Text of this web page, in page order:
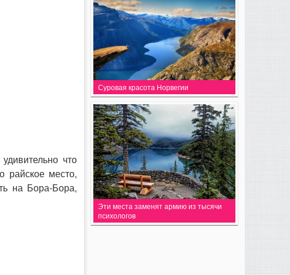
что
райское место,
на Бора-Бора,
Суровая красота Норвегии
Эти места заменят армию из тысячи
психологов